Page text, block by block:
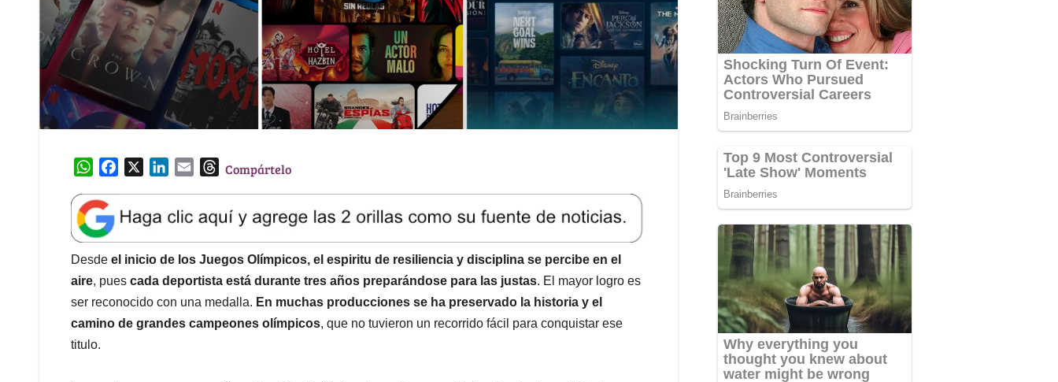
W
a
t
s
A
p
p
e
b
o
o
k
k
e
d
I
n
l
T
e
a
d
s
Compártelo
Desde el inicio de los Juegos Olímpicos, el espiritu de resiliencia y disciplina se percibe en el
aire, pues cada deportista está durante tres años preparándose para las justas. El mayor logro es
ser reconocido con una medalla. En muchas producciones se ha preservado la historia y el
camino de grandes campeones olímpicos, que no tuvieron un recorrido fácil para conquistar ese
titulo.